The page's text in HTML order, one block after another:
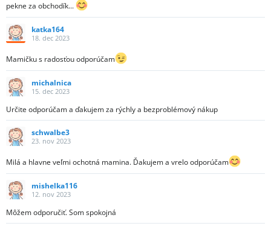
pekne za obchodík...
katka164
18. dec 2023
Mamičku s radosťou odporúčam
michalnica
15. dec 2023
Určite odporúčam a ďakujem za rýchly a bezproblémový nákup
schwalbe3
23. nov 2023
Milá a hlavne veľmi ochotná mamina. Ďakujem a vrelo odporúčam
mishelka116
12. nov 2023
Môžem odporučiť. Som spokojná